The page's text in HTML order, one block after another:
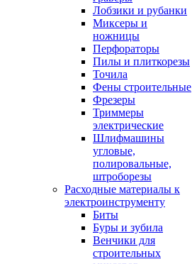
Лобзики и рубанки
Миксеры и
ножницы
Перфораторы
Пилы и плиткорезы
Точила
Фены строительные
Фрезеры
Триммеры
электрические
Шлифмашины
угловые,
полировальные,
штроборезы
Расходные материалы к
электроинструменту
Биты
Буры и зубила
Венчики для
строительных